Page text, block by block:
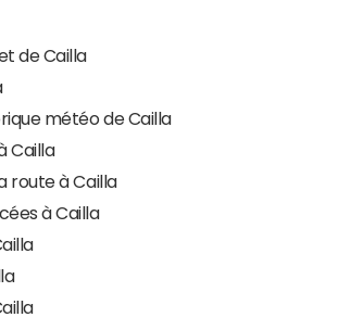
de Cailla
météo de Cailla
Cailla
route à Cailla
à Cailla